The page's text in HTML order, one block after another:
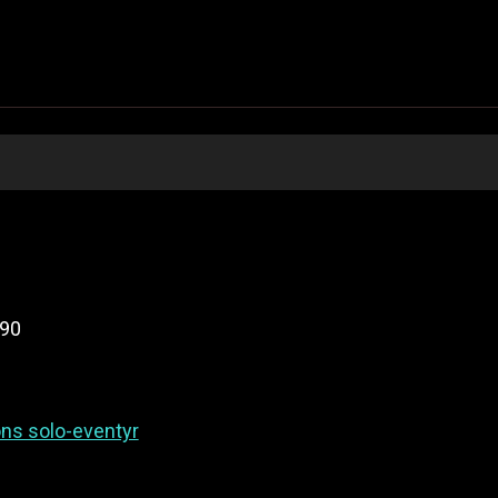
solo-eventyr